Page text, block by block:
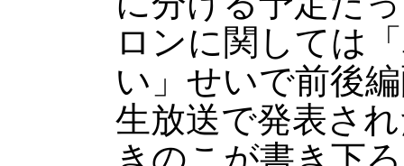
ロンに関しては
い」せいで前後
生放送で発表さ